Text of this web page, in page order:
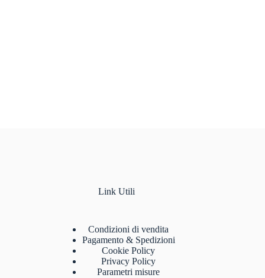
Link Utili
Condizioni di vendita
Pagamento & Spedizioni
Cookie Policy
Privacy Policy
Parametri misure